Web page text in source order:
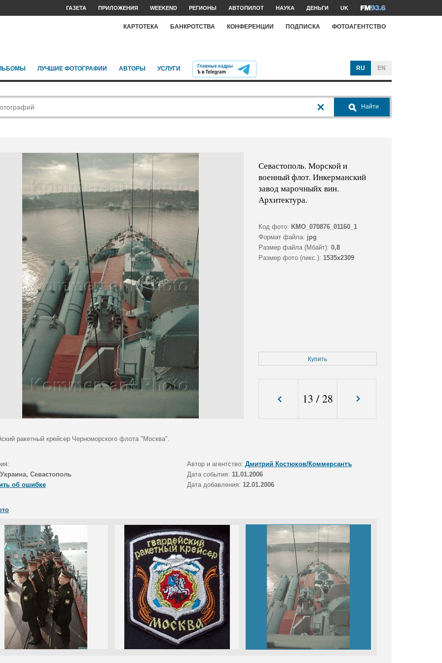
ГАЗЕТА ПРИЛОЖЕНИЯ WEEKEND РЕГИОНЫ АВТОПИЛОТ НАУКА ДЕНЬГИ UK
КАРТОТЕКА БАНКРОТСТВА КОНФЕРЕНЦИИ ПОДПИСКА ФОТОАГЕНТСТВО
ЛУЧШИЕ ФОТОГРАФИИ АВТОРЫ УСЛУГИ RU EN
Найти
Севастополь. Морской и
военный флот. Инкерманский
завод марочныйх вин.
Архитектура.
Код фото: KMO_070876_01160_1
Формат файла: jpg
Размер файла (Мбайт): 0,8
Размер фото (пикс.): 1535x2309
Купить
13 /28
ракетный крейсер Черноморского флота "Москва".
Автор и агентство: Дмитрий Костюков/Коммерсантъ
Украина, Севастополь Дата события: 11.01.2006
об ошибке
Дата добавления: 12.01.2006